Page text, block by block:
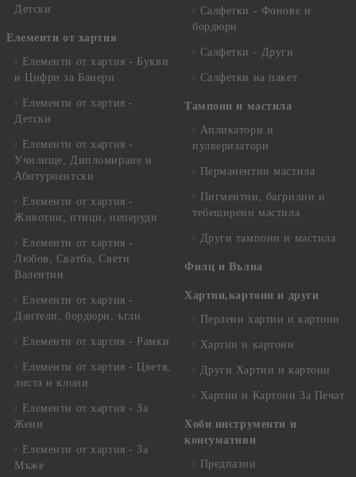
Детски
Елементи от хартия
Елементи от хартия - Букви
и Цифри за Банери
Елементи от хартия -
Детски
Елементи от хартия -
Училище, Дипломиране и
Абитуриентски
Елементи от хартия -
Животни, птици, пеперуди
Елементи от хартия -
Любов, Сватба, Свети
Валентин
Елементи от хартия -
Дантели, бордюри, ъгли
Елементи от хартия - Рамки
Елементи от хартия - Цветя,
листа и клони
Елементи от хартия - За
Жени
Елементи от хартия - За
Мъже
Салфетки - Фонове и
бордюри
Салфетки - Други
Салфетки на пакет
Тампони и мастила
Апликатори и
пулверизатори
Перманентни мастила
Пигментни, багрилни и
тебеширени мастила
Други тампони и мастила
Филц и Вълна
Хартии,картони и други
Перлени хартии и картони
Хартии и картони
Други Хартии и картони
Хартии и Картони За Печат
Хоби инструменти и
консумативи
Предпазни